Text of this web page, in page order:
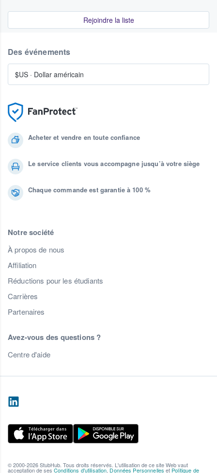
Rejoindre la liste
Acheter et vendre en toute confiance
Le service clients vous accompagne jusqu’à votre siège
Chaque commande est garantie à 100 %
Notre société
À propos de nous
Affiliation
Réductions pour les étudiants
Carrières
Partenaires
Avez-vous des questions ?
Centre d'aide
Des événements
$US · Dollar américain
© 2000-2026 StubHub. Tous droits réservés. L'utilisation de ce site Web vaut
acceptation de ses Conditions d'utilisation, Données Personnelles et Politique de